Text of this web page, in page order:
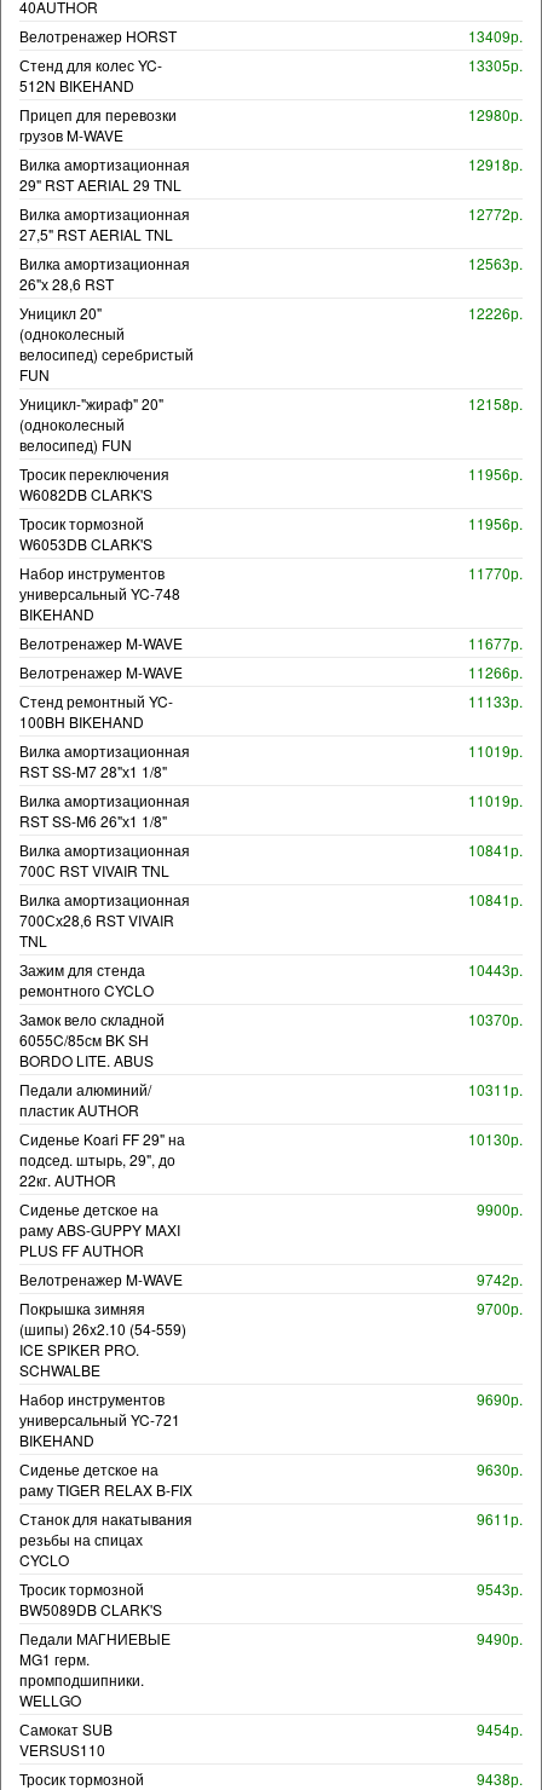
40AUTHOR
Велотренажер HORST
13409р.
Стенд для колес YC-
512N BIKEHAND
13305р.
Прицеп для перевозки
грузов M-WAVE
12980р.
Вилка амортизационная
29" RST AERIAL 29 TNL
12918р.
Вилка амортизационная
27,5" RST AERIAL TNL
12772р.
Вилка амортизационная
26"х 28,6 RST
12563р.
Уницикл 20"
(одноколесный
велосипед) серебристый
FUN
12226р.
Уницикл-"жираф" 20"
(одноколесный
велосипед) FUN
12158р.
Тросик переключения
W6082DB CLARK'S
11956р.
Тросик тормозной
W6053DB CLARK'S
11956р.
Набор инструментов
универсальный YC-748
BIKEHAND
11770р.
Велотренажер M-WAVE
11677р.
Велотренажер M-WAVE
11266р.
Стенд ремонтный YC-
100BH BIKEHAND
11133р.
Вилка амортизационная
RST SS-M7 28"х1 1/8"
11019р.
Вилка амортизационная
RST SS-M6 26"х1 1/8"
11019р.
Вилка амортизационная
700С RST VIVAIR TNL
10841р.
Вилка амортизационная
700Сх28,6 RST VIVAIR
TNL
10841р.
Зажим для стенда
ремонтного CYCLO
10443р.
Замок вело складной
6055C/85см BK SH
BORDO LITE. ABUS
10370р.
Педали алюминий/
пластик AUTHOR
10311р.
Сиденье Koari FF 29" на
подсед. штырь, 29", до
22кг. AUTHOR
10130р.
Сиденье детское на
раму ABS-GUPPY MAXI
PLUS FF AUTHOR
9900р.
Велотренажер M-WAVE
9742р.
Покрышка зимняя
(шипы) 26x2.10 (54-559)
ICE SPIKER PRO.
SCHWALBE
9700р.
Набор инструментов
универсальный YC-721
BIKEHAND
9690р.
Сиденье детское на
раму TIGER RELAX B-FIX
9630р.
Станок для накатывания
резьбы на спицах
CYCLO
9611р.
Тросик тормозной
BW5089DB CLARK'S
9543р.
Педали МАГНИЕВЫЕ
MG1 герм.
промподшипники.
WELLGO
9490р.
Самокат SUB
VERSUS110
9454р.
Тросик тормозной
9438р.